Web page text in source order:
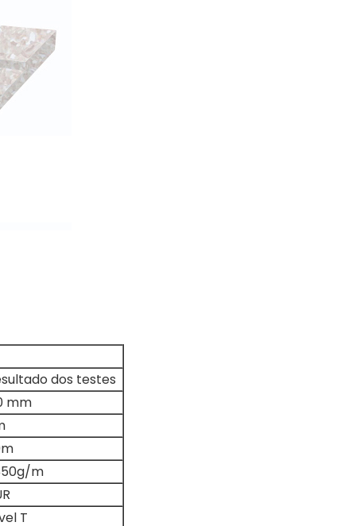
dos testes
mm
m
T